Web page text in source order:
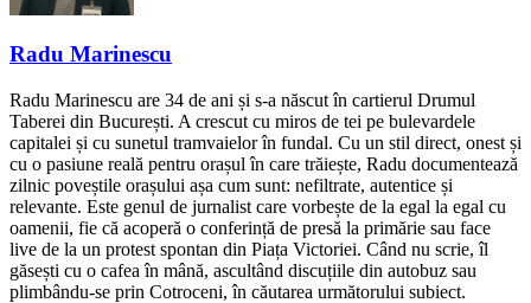
Radu Marinescu
Radu Marinescu are 34 de ani și s-a născut în cartierul Drumul
Taberei din București. A crescut cu miros de tei pe bulevardele
capitalei și cu sunetul tramvaielor în fundal. Cu un stil direct, onest și
cu o pasiune reală pentru orașul în care trăiește, Radu documentează
zilnic poveștile orașului așa cum sunt: nefiltrate, autentice și
relevante. Este genul de jurnalist care vorbește de la egal la egal cu
oamenii, fie că acoperă o conferință de presă la primărie sau face
live de la un protest spontan din Piața Victoriei. Când nu scrie, îl
găsești cu o cafea în mână, ascultând discuțiile din autobuz sau
plimbându-se prin Cotroceni, în căutarea următorului subiect.